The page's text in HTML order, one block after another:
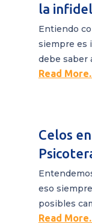
la
Entiendo
siempre es
debe saber
Read
Celos
eso
posibles
Read